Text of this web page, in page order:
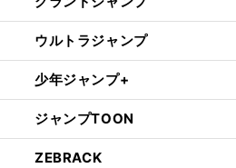
ウルトラジャンプ
少年ジャンプ+
ジャンプTOON
ZEBRACK